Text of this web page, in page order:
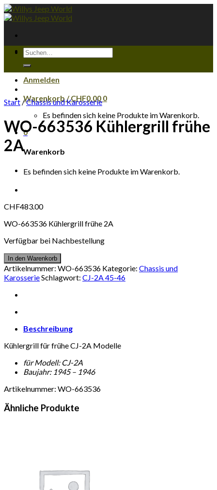
Skip
to
Suchen
nach:
Anmelden
Warenkorb /CHF0.00 0
Es befinden sich keine Produkte im Warenkorb.
0
Warenkorb
Es befinden sich keine Produkte im Warenkorb.
Start /Chassis und Karosserie
WO-663536 Kühlergrill frühe
2A
CHF483.00
WO-663536 Kühlergrill frühe 2A
Verfügbar bei Nachbestellung
In den Warenkorb
Artikelnummer: WO-663536 Kategorie: Chassis und
KarosserieSchlagwort: CJ-2A 45-46
Beschreibung
Kühlergrill für frühe CJ-2A Modelle
für Modell: CJ-2A
Baujahr: 1945 – 1946
Artikelnummer: WO-663536
Ähnliche Produkte